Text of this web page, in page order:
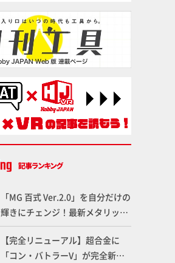
「MG 百式 Ver.2.0」を自分だけの
輝きにチェンジ！最新メタリック
塗料を使ってより金属感を増した
仕上がりに!!【試し読み】
【完全リニューアル】超合金に
「コン・バトラーV」が完全新規